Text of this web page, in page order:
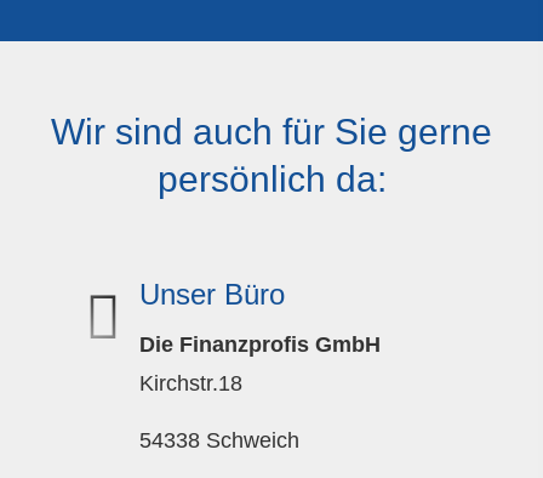
Wir sind auch für Sie gerne
persönlich da:
Unser Büro
Die Finanzprofis GmbH
Kirchstr.18
54338 Schweich